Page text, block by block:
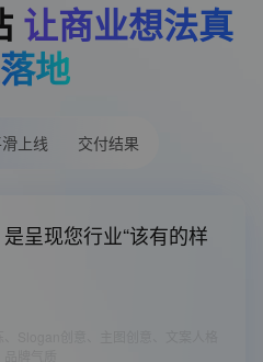
让商业想法真
地
上线 交付结果
呈现您行业“该有的样